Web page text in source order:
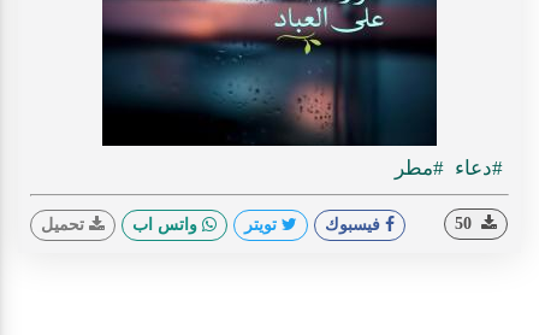
#دعاء #مطر
فيسبوك تويتر واتس اب تحميل